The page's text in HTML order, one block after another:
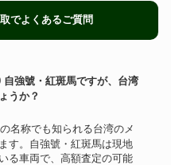
でよくあるご質問
うか？
す。自強號・紅斑馬は現地
る車両で、高額査定の可能